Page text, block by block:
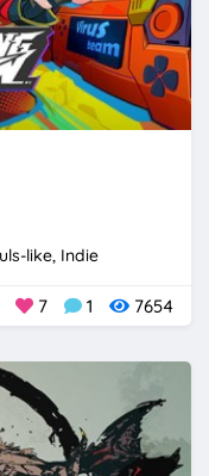
like Indie
7 1 7654